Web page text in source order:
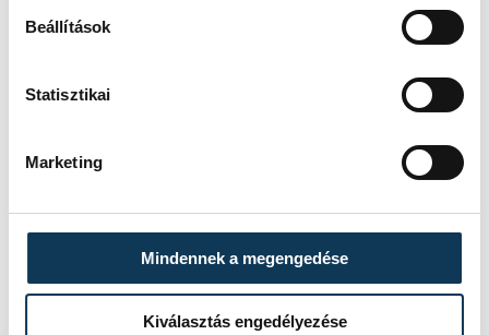
Beállítások
Statisztikai
Marketing
Mindennek a megengedése
Kiválasztás engedélyezése
folyamatosan folytatni kell a munkát nagy
szakemberek képzésére is.
szem előtt tartva valósult meg
korábban a projekt keretében
21 olyan program, amely több
mint 20 ezer közigazgatásban